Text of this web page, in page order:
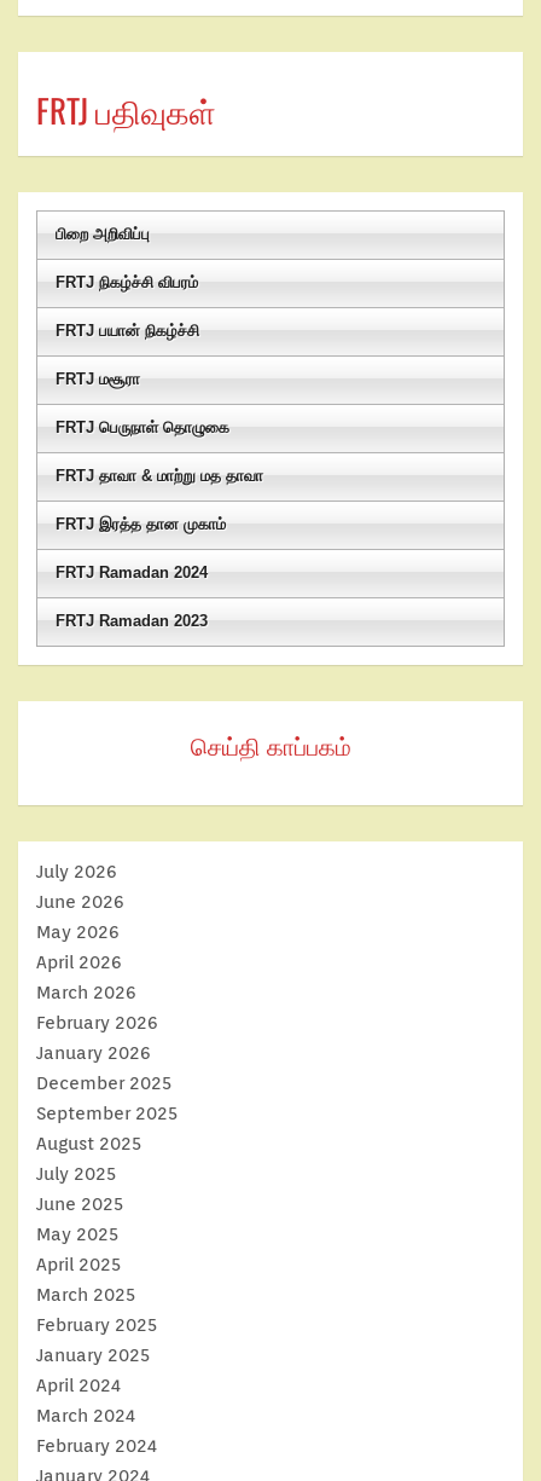
FRTJ பதிவுகள்
பிறை அறிவிப்பு
FRTJ நிகழ்ச்சி விபரம்
FRTJ பயான் நிகழ்ச்சி
FRTJ மசூரா
FRTJ பெருநாள் தொழுகை
FRTJ தாவா & மாற்று மத தாவா
FRTJ இரத்த தான முகாம்
FRTJ Ramadan 2024
FRTJ Ramadan 2023
செய்தி காப்பகம்
July 2026
June 2026
May 2026
April 2026
March 2026
February 2026
January 2026
December 2025
September 2025
August 2025
July 2025
June 2025
May 2025
April 2025
March 2025
February 2025
January 2025
April 2024
March 2024
February 2024
January 2024